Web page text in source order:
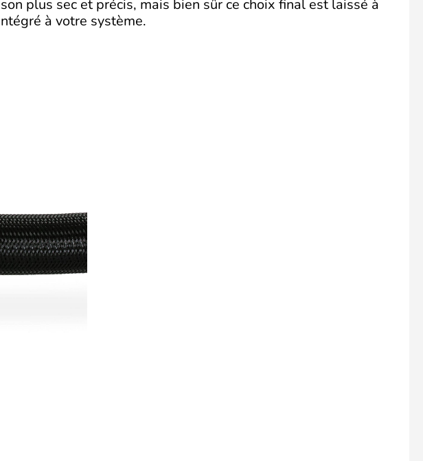
plus sec et précis, mais bien sûr ce choix final est laissé à
à votre système.